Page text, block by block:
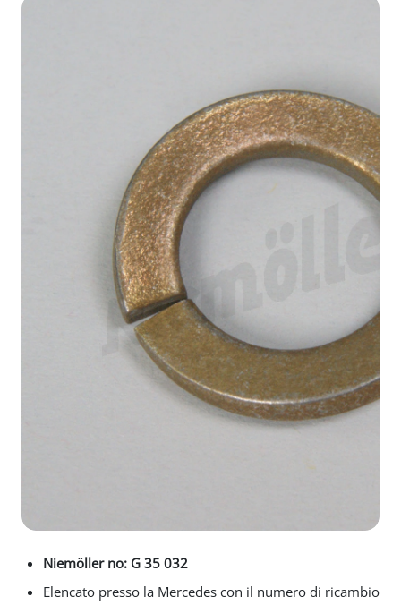
Niemöller no: G 35 032
Elencato presso la Mercedes con il numero di ricambio